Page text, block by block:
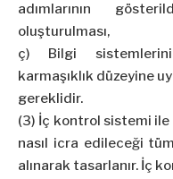
adımlarının
oluşturulması,
ç) Bilgi
karmaşıklık düzeyine
gereklidir.
(3) İç kontrol sistemi
nasıl icra edileceği
alınarak tasarlanır. İç